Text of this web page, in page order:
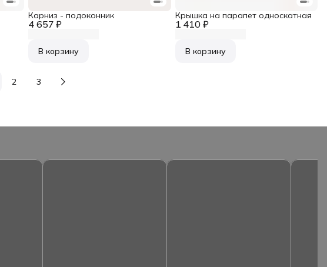
4 657 ₽
Карниз - подоконник
В корзину
1 410 ₽
Крышка на парапет односкатная
В корзину
2 3